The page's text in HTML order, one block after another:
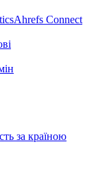
Ahrefs Connect
за країною